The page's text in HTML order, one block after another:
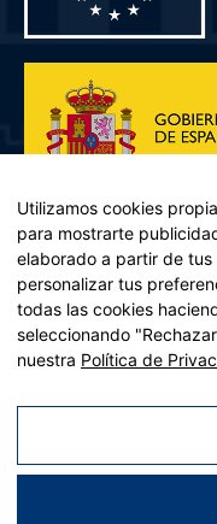
Plan de Recuperación,
Recuperación y
2021/241 del
Utilizamos cookies
para mostrarte
elaborado a partir de
personalizar tus
todas las cookies
seleccionando
nuestra Política de